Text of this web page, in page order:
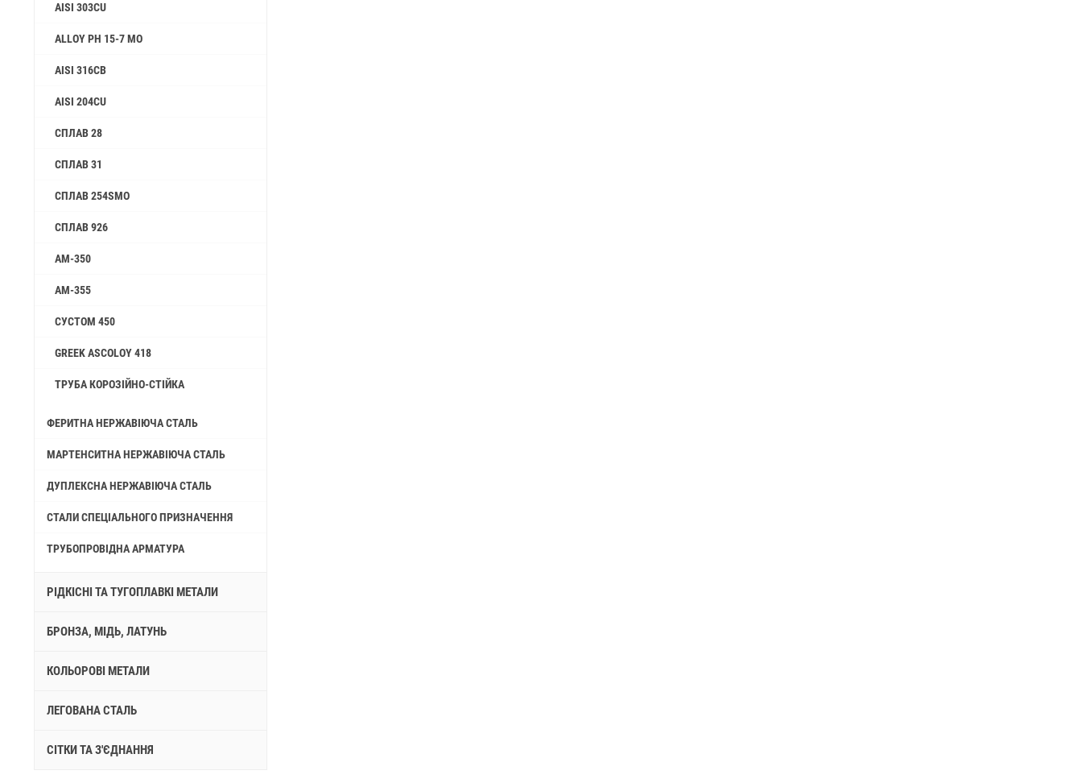
AISI 303CU
ALLOY PH 15-7 MO
AISI 316CB
AISI 204CU
СПЛАВ 28
СПЛАВ 31
СПЛАВ 254SMO
СПЛАВ 926
AM-350
AM-355
СУСТОМ 450
GREEK ASCOLOY 418
ТРУБА КОРОЗІЙНО-СТІЙКА
ФЕРИТНА НЕРЖАВІЮЧА СТАЛЬ
МАРТЕНСИТНА НЕРЖАВІЮЧА СТАЛЬ
ДУПЛЕКСНА НЕРЖАВІЮЧА СТАЛЬ
СТАЛИ СПЕЦІАЛЬНОГО ПРИЗНАЧЕННЯ
ТРУБОПРОВІДНА АРМАТУРА
РІДКІСНІ ТА ТУГОПЛАВКІ МЕТАЛИ
БРОНЗА, МІДЬ, ЛАТУНЬ
КОЛЬОРОВІ МЕТАЛИ
ЛЕГОВАНА СТАЛЬ
СІТКИ ТА З'ЄДНАННЯ